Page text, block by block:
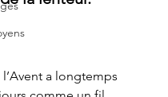
a longtemps